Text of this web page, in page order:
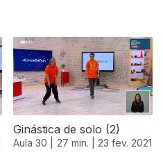
Ginástica de solo (2)
Aula 30 | 27 min. | 23 fev. 2021